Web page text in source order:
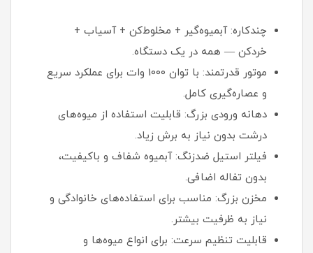
چندکاره: آبمیوه‌گیر + مخلوط‌کن + آسیاب +
خردکن — همه در یک دستگاه.
موتور قدرتمند: با توان 1000 وات برای عملکرد سریع
و عصاره‌گیری کامل.
دهانه ورودی بزرگ: قابلیت استفاده از میوه‌های
درشت بدون نیاز به برش زیاد.
فیلتر استیل ضدزنگ: آبمیوه شفاف و باکیفیت،
بدون تفاله اضافی.
مخزن بزرگ: مناسب برای استفاده‌های خانوادگی و
نیاز به ظرفیت بیشتر.
قابلیت تنظیم سرعت: برای انواع میوه‌ها و